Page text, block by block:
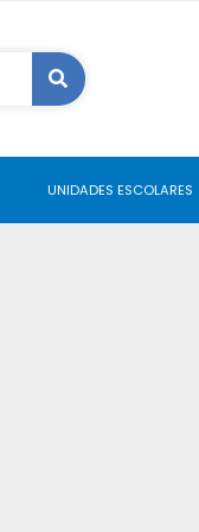
UNIDADES ESCOLARES